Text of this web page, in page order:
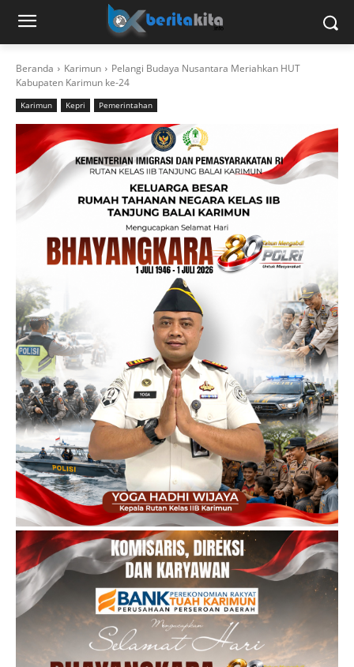
Beranda Karimun
Pelangi Budaya Nusantara Meriahkan HUT
Kabupaten Karimun ke-24
Karimun Kepri Pemerintahan